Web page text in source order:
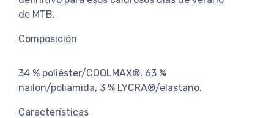
de MTB.
Composición
34 % poliéster/COOLMAX®, 63 %
nailon/poliamida, 3 % LYCRA®/elastano.
Características